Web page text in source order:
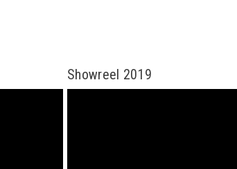
Showreel 2019